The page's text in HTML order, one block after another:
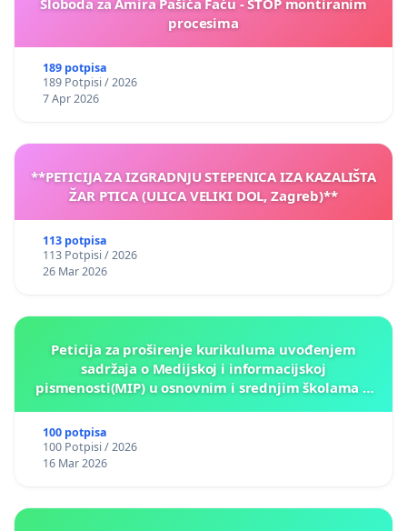
Sloboda za Amira Pašića Faću - STOP montiranim
procesima
189 potpisa
189 Potpisi / 2026
7 Apr 2026
**PETICIJA ZA IZGRADNJU STEPENICA IZA KAZALIŠTA
ŽAR PTICA (ULICA VELIKI DOL, Zagreb)**
113 potpisa
113 Potpisi / 2026
26 Mar 2026
Peticija za proširenje kurikuluma uvođenjem
sadržaja o Medijskoj i informacijskoj
pismenosti(MIP) u osnovnim i srednjim školama u
100 potpisa
100 Potpisi / 2026
16 Mar 2026